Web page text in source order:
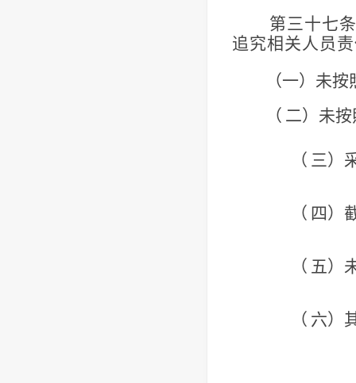
第三十七条
追究相关人员
（一）未
（ 二）未
（ 三）
（ 四）
（ 五）
（ 六）